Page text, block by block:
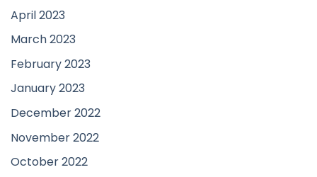
April 2023
March 2023
February 2023
January 2023
December 2022
November 2022
October 2022